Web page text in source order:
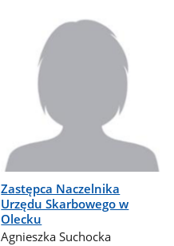
Zastępca Naczelnika
Urzędu Skarbowego w
Olecku
Agnieszka Suchocka